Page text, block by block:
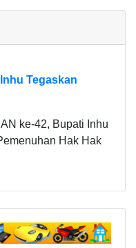
Tegaskan
ke-42, Bupati Inhu
Hak Hak